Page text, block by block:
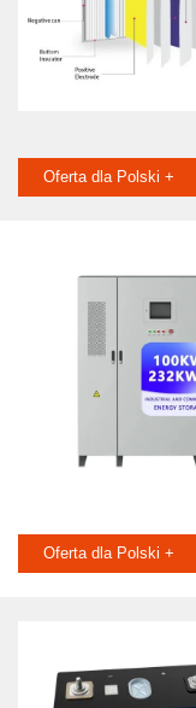
Oferta dla Polski +
Oferta dla Polski +